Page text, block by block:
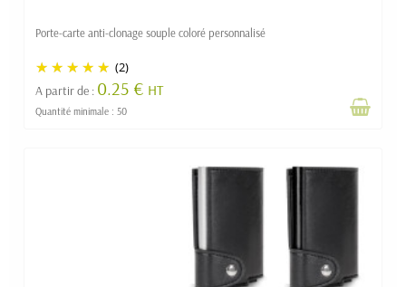
Porte-carte anti-clonage souple coloré personnalisé
(2)
A partir de : 0.25 € HT
Quantité minimale : 50